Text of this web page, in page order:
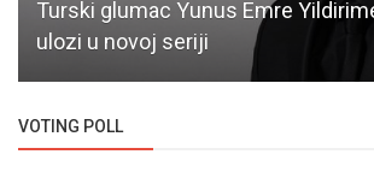
Turski glumac Yunus Emre
ulozi u novoj seriji
VOTING POLL